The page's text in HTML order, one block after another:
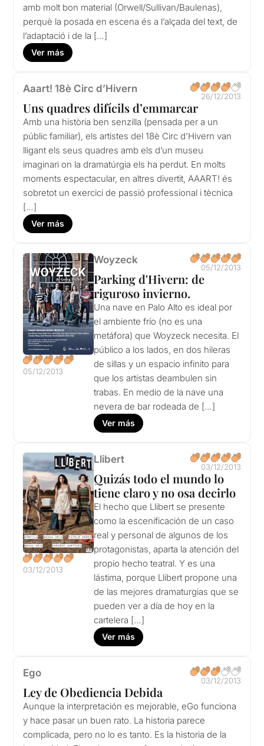
amb molt bon material (Orwell/Sullivan/Baulenas),
perquè la posada en escena és a l’alçada del text, de
l’adaptació i de la […]
Ver más
Aaart! 18è Circ d’Hivern
26/12/2013
Uns quadres difícils d’emmarcar
Amb una història ben senzilla (pensada per a un
públic familiar), els artistes del 18è Circ d’Hivern van
lligant els seus quadres amb els d’un museu
imaginari on la dramatúrgia els ha perdut. En molts
moments espectacular, en altres divertit, AAART! és
sobretot un exercici de passió professional i tècnica
[…]
Ver más
05/12/2013
Woyzeck
05/12/2013
Parking d'Hivern: de
riguroso invierno.
Una nave en Palo Alto es ideal por
el ambiente frío (no es una
metáfora) que Woyzeck necesita. El
público a los lados, en dos hileras
de sillas y un espacio infinito para
que los artistas deambulen sin
trabas. En medio de la nave una
nevera de bar rodeada de […]
Ver más
03/12/2013
Llibert
03/12/2013
Quizás todo el mundo lo
tiene claro y no osa decirlo
El hecho que Llibert se presente
como la escenificación de un caso
real y personal de algunos de los
protagonistas, aparta la atención del
propio hecho teatral. Y es una
lástima, porque Llibert propone una
de las mejores dramaturgias que se
pueden ver a día de hoy en la
cartelera […]
Ver más
Ego
03/12/2013
Ley de Obediencia Debida
Aunque la interpretación es mejorable, eGo funciona
y hace pasar un buen rato. La historia parece
complicada, pero no lo es tanto. Es la historia de la